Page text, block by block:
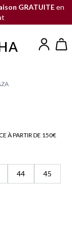
GRATUITEen
À PARTIR DE 150€
44 45